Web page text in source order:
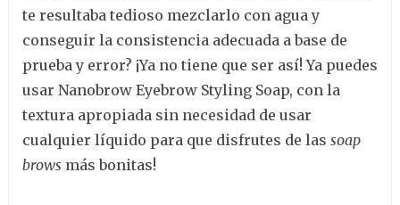
te resultaba tedioso mezclarlo con agua y
conseguir la consistencia adecuada a base de
prueba y error? ¡Ya no tiene que ser así! Ya puedes
usar Nanobrow Eyebrow Styling Soap, con la
textura apropiada sin necesidad de usar
cualquier líquido para que disfrutes de las soap
brows más bonitas!